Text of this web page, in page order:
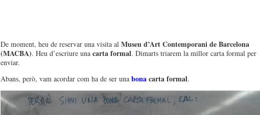
De moment, heu de reservar una visita al Museu d’Art Contemporani de Barcelona
(MACBA). Heu d’escriure una carta formal. Dimarts triarem la millor carta formal per
enviar.
Abans, però, vam acordar com ha de ser una bonacarta formal.